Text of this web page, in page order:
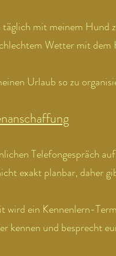
mit meinem Hund
Wetter mit dem
Urlaub so zu
Telefongespräch
exakt planbar, daher
wird ein Kennenlern-
kennen und besprecht